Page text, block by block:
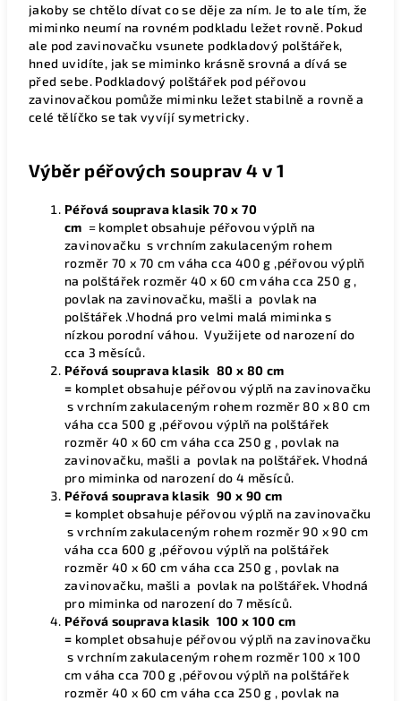
jakoby se chtělo dívat co se děje za ním. Je to ale tím, že
miminko neumí na rovném podkladu ležet rovně. Pokud
ale pod zavinovačku vsunete podkladový polštářek,
hned uvidíte, jak se miminko krásně srovná a dívá se
před sebe. Podkladový polštářek pod péřovou
zavinovačkou pomůže miminku ležet stabilně a rovně a
celé tělíčko se tak vyvíjí symetricky.
Výběr péřových souprav 4 v 1
Péřová souprava klasik 70 x 70
cm = komplet obsahuje péřovou výplň na
zavinovačku s vrchním zakulaceným rohem
rozměr 70 x 70 cm váha cca 400 g ,péřovou výplň
na polštářek rozměr 40 x 60 cm váha cca 250 g ,
povlak na zavinovačku, mašli a povlak na
polštářek .Vhodná pro velmi malá miminka s
nízkou porodní váhou. Využijete od narození do
cca 3 měsíců.
Péřová souprava klasik 80 x 80 cm
= komplet obsahuje péřovou výplň na zavinovačku
s vrchním zakulaceným rohem rozměr 80 x 80 cm
váha cca 500 g ,péřovou výplň na polštářek
rozměr 40 x 60 cm váha cca 250 g , povlak na
zavinovačku, mašli a povlak na polštářek. Vhodná
pro miminka od narození do 4 měsíců.
Péřová souprava klasik 90 x 90 cm
= komplet obsahuje péřovou výplň na zavinovačku
s vrchním zakulaceným rohem rozměr 90 x 90 cm
váha cca 600 g ,péřovou výplň na polštářek
rozměr 40 x 60 cm váha cca 250 g , povlak na
zavinovačku, mašli a povlak na polštářek. Vhodná
pro miminka od narození do 7 měsíců.
Péřová souprava klasik 100 x 100 cm
= komplet obsahuje péřovou výplň na zavinovačku
s vrchním zakulaceným rohem rozměr 100 x 100
cm váha cca 700 g ,péřovou výplň na polštářek
rozměr 40 x 60 cm váha cca 250 g , povlak na